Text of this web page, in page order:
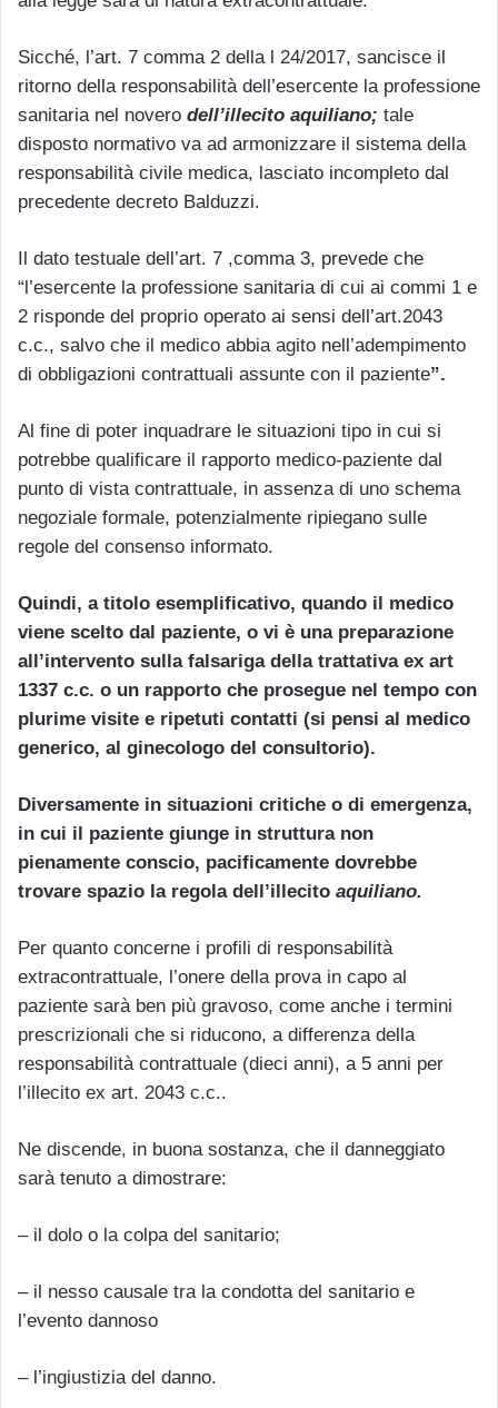
Sicché, l’art. 7 comma 2 della l 24/2017, sancisce il
ritorno della responsabilità dell’esercente la professione
sanitaria nel novero dell’illecito aquiliano; tale
disposto normativo va ad armonizzare il sistema della
responsabilità civile medica, lasciato incompleto dal
precedente decreto Balduzzi.
Il dato testuale dell’art. 7 ,comma 3, prevede che
“l’esercente la professione sanitaria di cui ai commi 1 e
2 risponde del proprio operato ai sensi dell’art.2043
c.c., salvo che il medico abbia agito nell’adempimento
di obbligazioni contrattuali assunte con il paziente”.
Al fine di poter inquadrare le situazioni tipo in cui si
potrebbe qualificare il rapporto medico-paziente dal
punto di vista contrattuale, in assenza di uno schema
negoziale formale, potenzialmente ripiegano sulle
regole del consenso informato.
Quindi, a titolo esemplificativo, quando il medico
viene scelto dal paziente, o vi è una preparazione
all’intervento sulla falsariga della trattativa ex art
1337 c.c. o un rapporto che prosegue nel tempo con
plurime visite e ripetuti contatti (si pensi al medico
generico, al ginecologo del consultorio).
Diversamente in situazioni critiche o di emergenza,
in cui il paziente giunge in struttura non
pienamente conscio, pacificamente dovrebbe
trovare spazio la regola dell’illecito aquiliano.
Per quanto concerne i profili di responsabilità
extracontrattuale, l’onere della prova in capo al
paziente sarà ben più gravoso, come anche i termini
prescrizionali che si riducono, a differenza della
responsabilità contrattuale (dieci anni), a 5 anni per
l’illecito ex art. 2043 c.c..
Ne discende, in buona sostanza, che il danneggiato
sarà tenuto a dimostrare:
– il dolo o la colpa del sanitario;
– il nesso causale tra la condotta del sanitario e
l’evento dannoso
– l’ingiustizia del danno.